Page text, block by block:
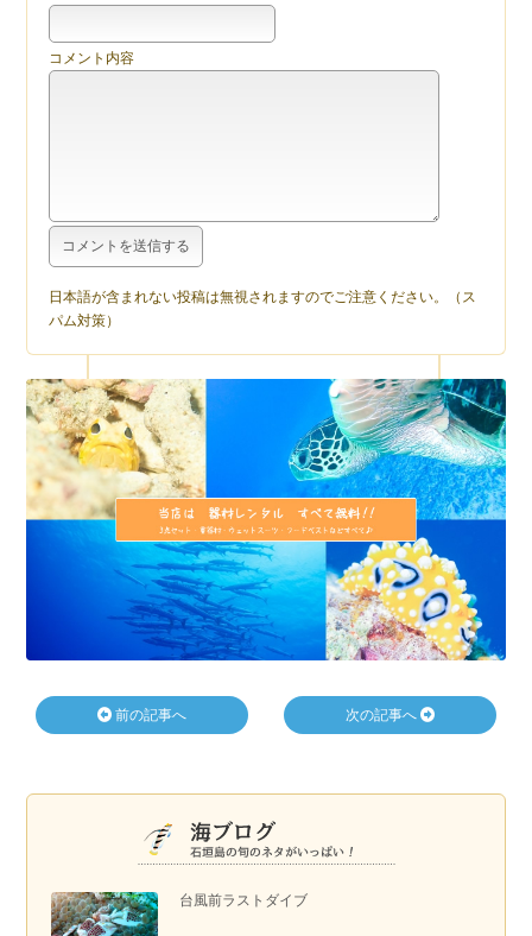
台風前ラストダイブ
コメント内容
日本語が含まれない投稿は無視されますのでご注意ください。（ス
パム対策）
前の記事へ 次の記事へ